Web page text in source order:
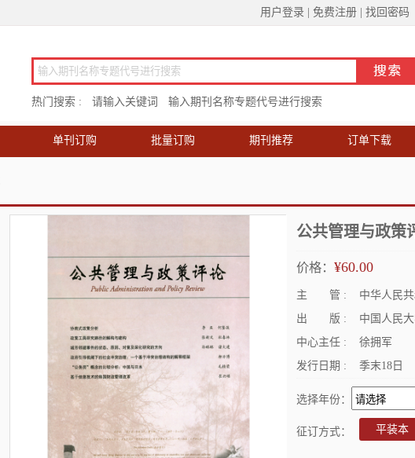
用户登录 免费注册| 找回密码
热门搜索 : 请输入关键词 输入期刊名称专题代号进行搜索
单刊订购 批量订购 期刊推荐 订单下载
公共管理与政策
价格： ¥60.00
主 管 : 中华人民
出 版 :
中国人民
中心主任 :
徐拥军
发行日期 :
季末18日
选择年份：
征订方式： 平装本